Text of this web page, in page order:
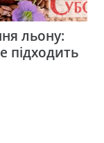
льону:
підходить